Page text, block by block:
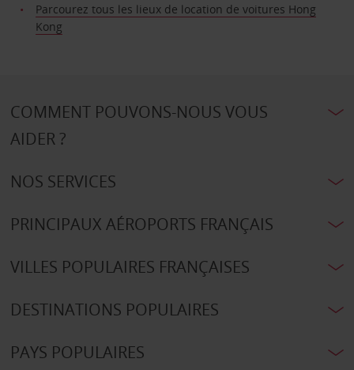
Parcourez tous les lieux de location de voitures Hong
Kong
COMMENT POUVONS-NOUS VOUS
AIDER ?
NOS SERVICES
PRINCIPAUX AÉROPORTS FRANÇAIS
VILLES POPULAIRES FRANÇAISES
DESTINATIONS POPULAIRES
PAYS POPULAIRES